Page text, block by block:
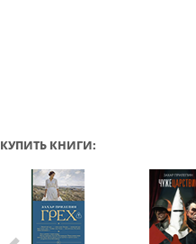
КУПИТЬ КНИГИ: